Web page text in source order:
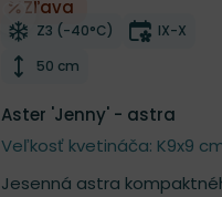
Zľava
Odober do zoznamu želaní
Mrazuvzdornosť
Z3 (-40°C) Doba
IX-X
Výška rastliny
50 cm
Aster 'Jenny' - astra
Veľkosť kvetináča: K9x9
Jesenná astra